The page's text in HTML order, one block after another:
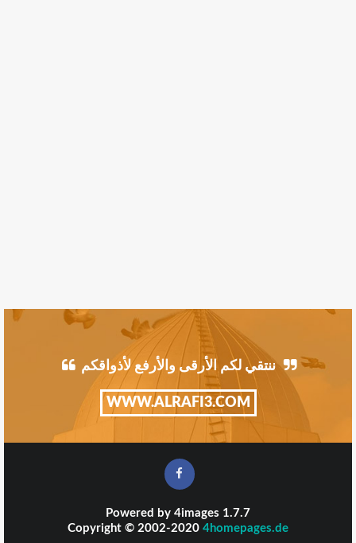
ننتقي لكم الأرقى والأرفع لأذواقكم
WWW.ALRAFI3.COM
Powered by 4images 1.7.7
Copyright © 2002-2020 4homepages.de